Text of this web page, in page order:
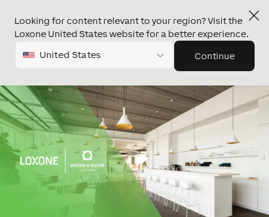
Looking for content relevant to your region? Visit the
Loxone United States website for a better experience.
United States Continue